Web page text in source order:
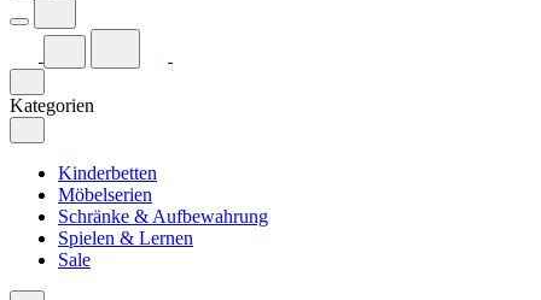
Kategorien
Kinderbetten
Möbelserien
Schränke & Aufbewahrung
Spielen & Lernen
Sale